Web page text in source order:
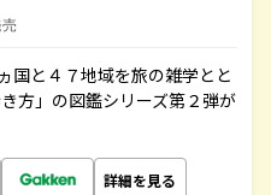
国と４７地域を旅の雑学とと
方」の図鑑シリーズ第２弾が
詳細を見る